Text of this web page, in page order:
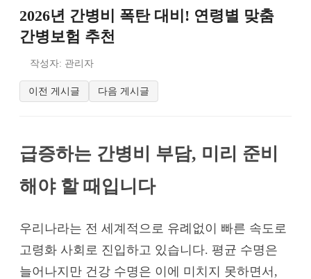
2026년 간병비 폭탄 대비! 연령별 맞춤
간병보험 추천
작성자: 관리자
이전 게시글 다음 게시글
급증하는 간병비 부담, 미리 준비
해야 할 때입니다
우리나라는 전 세계적으로 유례없이 빠른 속도로
고령화 사회로 진입하고 있습니다. 평균 수명은
늘어나지만 건강 수명은 이에 미치지 못하면서,